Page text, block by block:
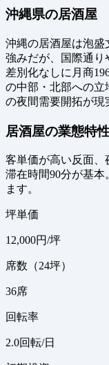
沖縄県の居酒屋
沖縄の居酒屋は泡盛
強みだが、国際通り
差別化なしに月商
の中部・北部への立
の夜間需要開拓が現
居酒屋の業態特
客単価が高い反面、
滞在時間90分が基
ます。
坪単価
12,000円/坪
席数（24坪）
36席
回転率
2.0回転/日